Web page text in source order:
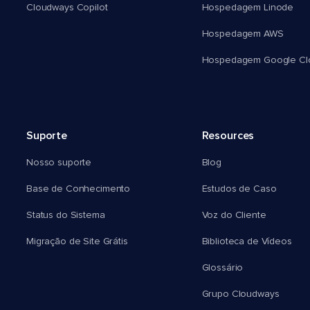
Cloudways Copilot Hospedagem Linode
Hospedagem AWS
Hospedagem Google
Suporte
Nosso suporte
Base de Conhecimento
Status do Sistema
Migração de Site Grátis
Resources
Blog
Estudos de Caso
Voz do Cliente
Biblioteca de Vídeos
Glossário
Grupo Cloudways